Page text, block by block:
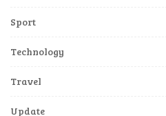
Sport
Technology
Travel
Update